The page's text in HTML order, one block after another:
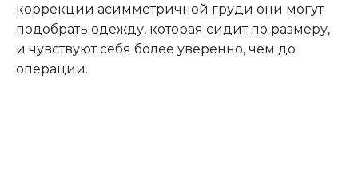
коррекции асимметричной груди они могут
подобрать одежду, которая сидит по размеру,
и чувствуют себя более уверенно, чем до
операции.